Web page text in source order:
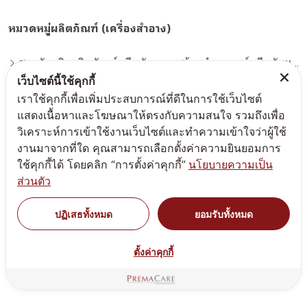
หมวดหมู่ผลิตภัณฑ์ (เครื่องสำอาง)
สูตรรับผลิตผลิตภัณฑ์ครีมกันแดด สร้างทำแบรนด์ครีมกันแดด โดยโรงงานผลิตที่ได้มาตรฐาน
สูตรรับผลิตครีมนวดตัว สครับผิวกาย
สูตรรับผลิตครีม บำรุงผิว ผิวหน้า ชุ่มชื่น moisturizer
สูตรรับผลิตผลิตภัณฑ์ใต้วงแขน ระงับกลิ่น
สูตรรับผลิตครีม สิว(Acne product)
สูตรรับผลิตครีมบำรุงผิวหน้า ริ้วรอย กระชับ lift-up
เว็บไซต์นี้ใช้คุกกี้
เราใช้คุกกี้เพื่อเพิ่มประสบการณ์ที่ดีในการใช้เว็บไซต์
แสดงเนื้อหาและโฆษณาให้ตรงกับความสนใจ รวมถึงเพื่อ
วิเคราะห์การเข้าใช้งานเว็บไซต์และทำความเข้าใจว่าผู้ใช้
งานมาจากที่ใด คุณสามารถเลือกตั้งค่าความยินยอมการ
ใช้คุกกี้ได้ โดยคลิก “การตั้งค่าคุกกี้” นโยบายความเป็น
ส่วนตัว
ปฏิเสธทั้งหมด ยอมรับทั้งหมด
ตั้งค่าคุกกี้